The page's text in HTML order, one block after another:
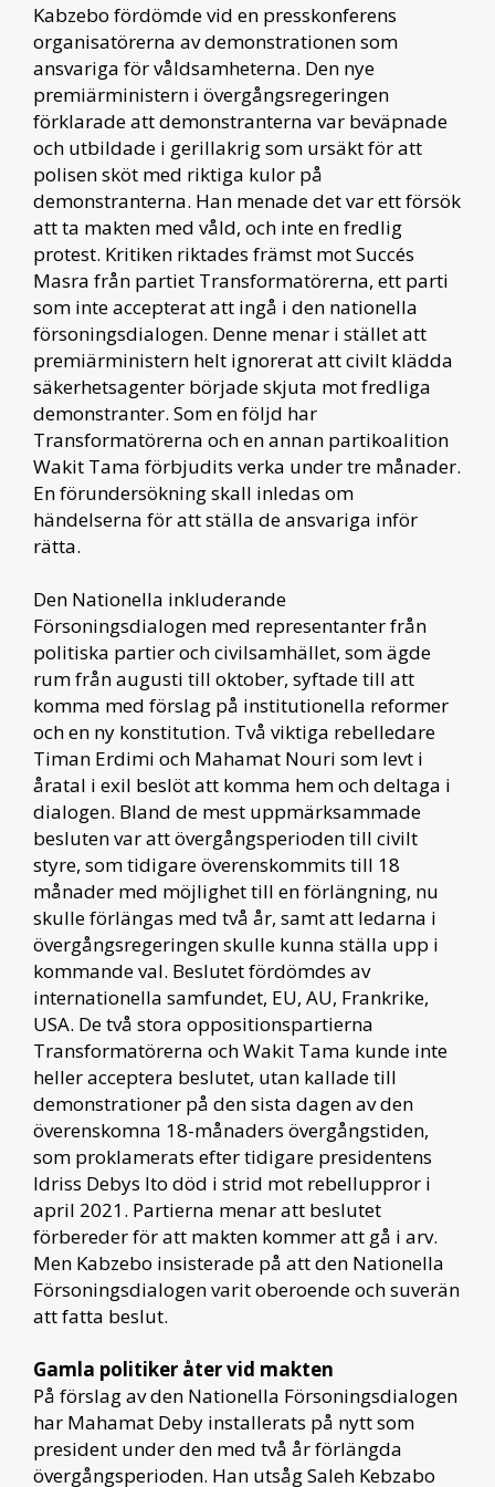
Kabzebo fördömde vid en presskonferens
organisatörerna av demonstrationen som
ansvariga för våldsamheterna. Den nye
premiärministern i övergångsregeringen
förklarade att demonstranterna var beväpnade
och utbildade i gerillakrig som ursäkt för att
polisen sköt med riktiga kulor på
demonstranterna. Han menade det var ett försök
att ta makten med våld, och inte en fredlig
protest. Kritiken riktades främst mot Succés
Masra från partiet Transformatörerna, ett parti
som inte accepterat att ingå i den nationella
försoningsdialogen. Denne menar i stället att
premiärministern helt ignorerat att civilt klädda
säkerhetsagenter började skjuta mot fredliga
demonstranter. Som en följd har
Transformatörerna och en annan partikoalition
Wakit Tama förbjudits verka under tre månader.
En förundersökning skall inledas om
händelserna för att ställa de ansvariga inför
rätta.
Den Nationella inkluderande
Försoningsdialogen med representanter från
politiska partier och civilsamhället, som ägde
rum från augusti till oktober, syftade till att
komma med förslag på institutionella reformer
och en ny konstitution. Två viktiga rebelledare
Timan Erdimi och Mahamat Nouri som levt i
åratal i exil beslöt att komma hem och deltaga i
dialogen. Bland de mest uppmärksammade
besluten var att övergångsperioden till civilt
styre, som tidigare överenskommits till 18
månader med möjlighet till en förlängning, nu
skulle förlängas med två år, samt att ledarna i
övergångsregeringen skulle kunna ställa upp i
kommande val. Beslutet fördömdes av
internationella samfundet, EU, AU, Frankrike,
USA. De två stora oppositionspartierna
Transformatörerna och Wakit Tama kunde inte
heller acceptera beslutet, utan kallade till
demonstrationer på den sista dagen av den
överenskomna 18-månaders övergångstiden,
som proklamerats efter tidigare presidentens
Idriss Debys Ito död i strid mot rebelluppror i
april 2021. Partierna menar att beslutet
förbereder för att makten kommer att gå i arv.
Men Kabzebo insisterade på att den Nationella
Försoningsdialogen varit oberoende och suverän
att fatta beslut.
Gamla politiker åter vid makten
På förslag av den Nationella Försoningsdialogen
har Mahamat Deby installerats på nytt som
president under den med två år förlängda
övergångsperioden. Han utsåg Saleh Kebzabo